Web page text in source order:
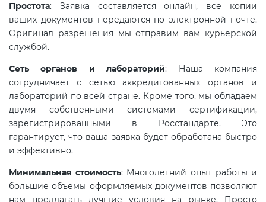
Простота: Заявка составляется онлайн, все копии
ваших документов передаются по электронной почте.
Оригинал разрешения мы отправим вам курьерской
службой.
Сеть органов и лабораторий: Наша компания
сотрудничает с сетью аккредитованных органов и
лабораторий по всей стране. Кроме того, мы обладаем
двумя собственными системами сертификации,
зарегистрированными в Росстандарте. Это
гарантирует, что ваша заявка будет обработана быстро
и эффективно.
Минимальная стоимость: Многолетний опыт работы и
большие объемы оформляемых документов позволяют
нам предлагать лучшие условия на рынке. Просто
Сертификация детских товаров
(ТР ТС 007)
Сертификация товаров легкой
промышленности (ТР ТС 017)
Сертификация промышленного
оборудования (ТР ТС 010)
Сертификация средств
индивидуальной защиты (ТР ТС